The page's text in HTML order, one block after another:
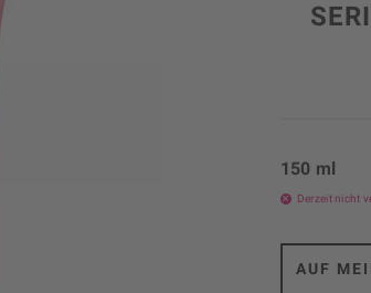
150 ml
Derzeit nicht
AUF